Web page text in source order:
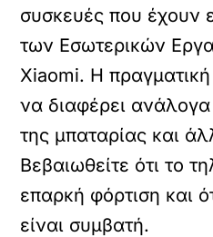
συσκευές που έχουν
των Εσωτερικών
Xiaomi. Η
να διαφέρει
της μπαταρίας και
Βεβαιωθείτε ότι το
επαρκή φόρτιση και
είναι συμβατή.